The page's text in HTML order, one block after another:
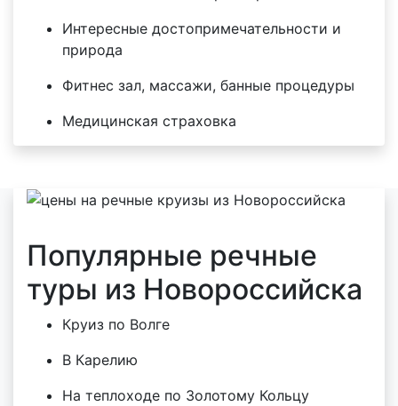
Интересные достопримечательности и
природа
Фитнес зал, массажи, банные процедуры
Медицинская страховка
Популярные речные
туры из Новороссийска
Круиз по Волге
В Карелию
На теплоходе по Золотому Кольцу